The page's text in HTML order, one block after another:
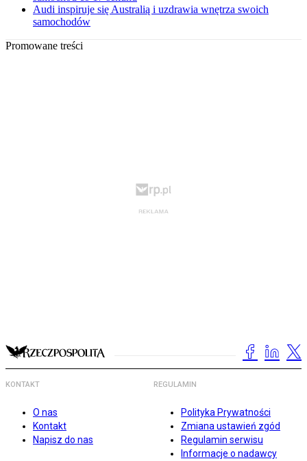
Audi inspiruje się Australią i uzdrawia wnętrza swoich
samochodów
Promowane treści
KONTAKT
O nas
Kontakt
Napisz do nas
REGULAMIN
Polityka Prywatności
Zmiana ustawień zgód
Regulamin serwisu
Informacje o nadawcy